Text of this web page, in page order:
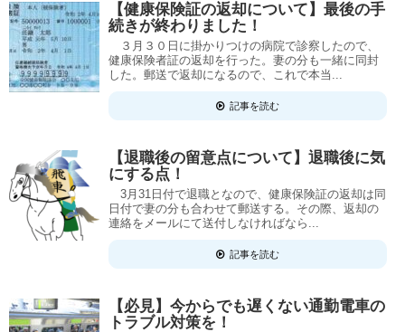
【健康保険証の返却について】最後の手
続きが終わりました！
３月３０日に掛かりつけの病院で診察したので、
健康保険者証の返却を行った。妻の分も一緒に同封
した。郵送で返却になるので、これで本当...
記事を読む
【退職後の留意点について】退職後に気
にする点！
3月31日付で退職となので、健康保険証の返却は同
日付で妻の分も合わせて郵送する。その際、返却の
連絡をメールにて送付しなければなら...
記事を読む
【必見】今からでも遅くない通勤電車の
トラブル対策を！